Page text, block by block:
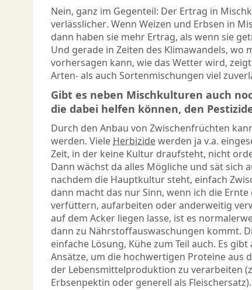
Nein, ganz im Gegenteil: Der Ertrag in
verlässlicher. Wenn Weizen und Erbsen in
dann haben sie mehr Ertrag, als wenn sie
Und gerade in Zeiten des Klimawandels, wo
vorhersagen kann, wie das Wetter wird,
Arten- als auch Sortenmischungen viel
Gibt es neben Mischkulturen auch
die dabei helfen können, den
Durch den Anbau von Zwischenfrüchten
werden. Viele Herbizidewerden ja v.a.
Zeit, in der keine Kultur draufsteht, nicht
Dann wächst da alles Mögliche und sät sich
nachdem die Hauptkultur steht, einfach
dann macht das nur Sinn, wenn ich die
verfüttern, aufarbeiten oder anderweitig
auf dem Acker liegen lasse, ist es
dann zu Nährstoffauswaschungen kommt.
einfache Lösung, Kühe zum Teil auch. Es
Ansätze, um die hochwertigen Proteine aus
der Lebensmittelproduktion zu verarbeiten
Erbsenpektin oder generell als Fleischersatz).